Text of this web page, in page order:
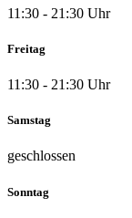
11:30 - 21:30 Uhr
Freitag
11:30 - 21:30 Uhr
Samstag
geschlossen
Sonntag